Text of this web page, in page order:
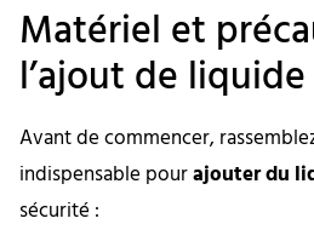
Matériel et
l’ajout de
Avant de commencer,
indispensable pourajouter du
sécurité :